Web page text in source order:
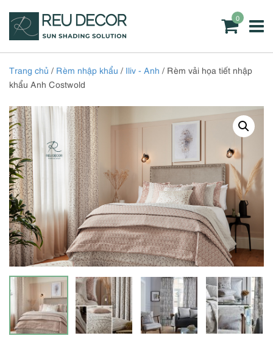
0
Trang chủ / Rèm nhập khẩu / Iliv - Anh / Rèm vải họa tiết nhập
khẩu Anh Costwold